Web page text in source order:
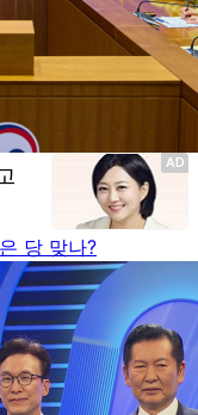
당 맞나?